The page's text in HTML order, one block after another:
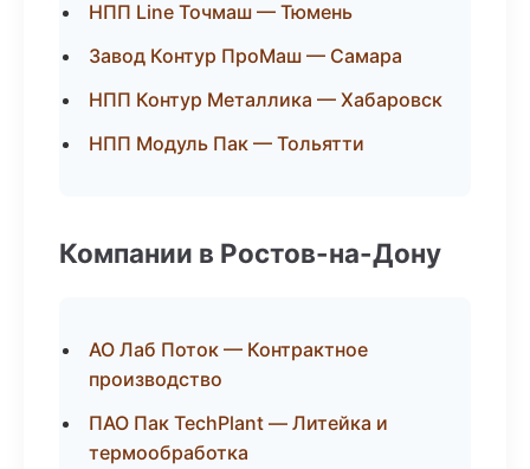
НПП Line Точмаш — Тюмень
Завод Контур ПроМаш — Самара
НПП Контур Металлика — Хабаровск
НПП Модуль Пак — Тольятти
Компании в Ростов-на-Дону
АО Лаб Поток — Контрактное
производство
ПАО Пак TechPlant — Литейка и
термообработка